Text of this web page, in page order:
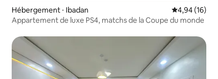
Hébergement ⋅ Ibadan Évaluation
4,94 (16)
Appartement de luxe PS4, matchs de la Coupe du monde